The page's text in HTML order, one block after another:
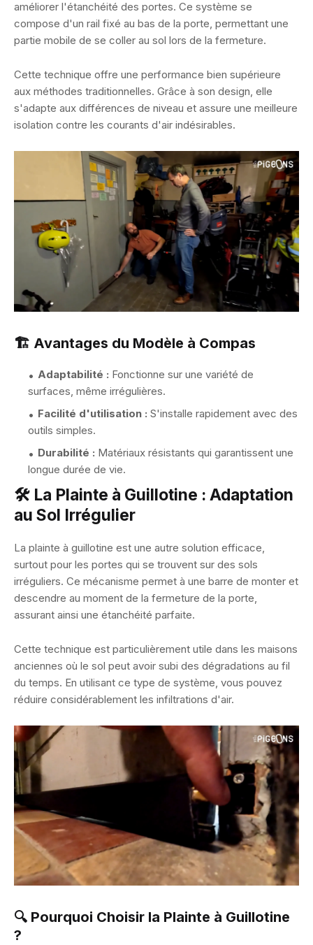
améliorer l'étanchéité des portes. Ce système se
compose d'un rail fixé au bas de la porte, permettant une
partie mobile de se coller au sol lors de la fermeture.
Cette technique offre une performance bien supérieure
aux méthodes traditionnelles. Grâce à son design, elle
s'adapte aux différences de niveau et assure une meilleure
isolation contre les courants d'air indésirables.
🏗️ Avantages du Modèle à Compas
Adaptabilité : Fonctionne sur une variété de
surfaces, même irrégulières.
Facilité d'utilisation : S'installe rapidement avec des
outils simples.
Durabilité : Matériaux résistants qui garantissent une
longue durée de vie.
🛠️ La Plainte à Guillotine : Adaptation
au Sol Irrégulier
La plainte à guillotine est une autre solution efficace,
surtout pour les portes qui se trouvent sur des sols
irréguliers. Ce mécanisme permet à une barre de monter et
descendre au moment de la fermeture de la porte,
assurant ainsi une étanchéité parfaite.
Cette technique est particulièrement utile dans les maisons
anciennes où le sol peut avoir subi des dégradations au fil
du temps. En utilisant ce type de système, vous pouvez
réduire considérablement les infiltrations d'air.
🔍 Pourquoi Choisir la Plainte à Guillotine
?